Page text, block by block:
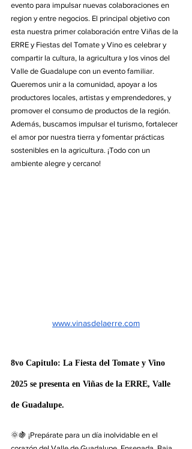
evento para impulsar nuevas colaboraciones en
region y entre negocios. El principal objetivo con
esta nuestra primer colaboración entre Viñas de la
ERRE y Fiestas del Tomate y Vino es celebrar y
compartir la cultura, la agricultura y los vinos del
Valle de Guadalupe con un evento familiar.
Queremos unir a la comunidad, apoyar a los
productores locales, artistas y emprendedores, y
promover el consumo de productos de la región.
Además, buscamos impulsar el turismo, fortalecer
el amor por nuestra tierra y fomentar prácticas
sostenibles en la agricultura. ¡Todo con un
ambiente alegre y cercano!
www.vinasdelaerre.com
8vo Capitulo: La Fiesta del Tomate y Vino
2025 se presenta en Viñas de la ERRE, Valle
de Guadalupe.
🌞🍇 ¡Prepárate para un día inolvidable en el